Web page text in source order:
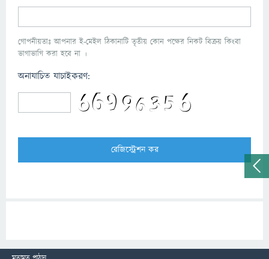
গোপনীয়তাঃ আপনার ই-মেইল ঠিকানাটি তৃতীয় কোন পক্ষের নিকট বিক্রয় কিংবা
ভাগাভাগি করা হবে না ।
অনাযাচিত যাচাইকরণ: